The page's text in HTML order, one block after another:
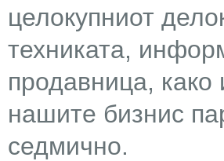
целокупниот
техниката,
продавница,
нашите бизнис
седмично.